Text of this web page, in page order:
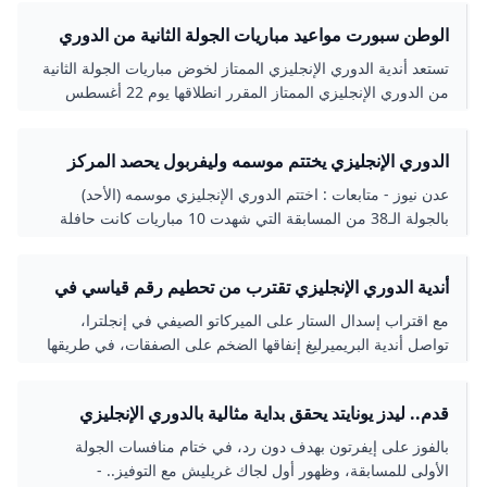
دوري أبطال أوروبا الموسم المقبل. وفيما...ليفربول لإنفاق 405.16 مليون دولار من أجل تعزيز تشكيلة المدرب
الهولندي أرنه سلوت من خلال التعاقد مع الألماني فلوريان فيرتس،
الفرنسي هوغو إيكيتيكيه، الهولندي جيريمي فريمبونغ، المجري
ميلوش كيركيز والإيطالي جوفاني ليوني.
الوطن سبورت مواعيد مباريات الجولة الثانية من الدوري
الإنجليزي.. موقف صلاح ومرموش
تستعد أندية الدوري الإنجليزي الممتاز لخوض مباريات الجولة الثانية
من الدوري الإنجليزي الممتاز المقرر انطلاقها يوم 22 أغسطس
الدوري الإنجليزي يختتم موسمه وليفربول يحصد المركز
الثالث في جدول الترتيب - عدن نيوز
عدن نيوز - متابعات : اختتم الدوري الإنجليزي موسمه (الأحد)
بالجولة الـ38 من المسابقة التي شهدت 10 مباريات كانت حافلة
سيتي 1-2 في الجولة 36 من المسابقة، فإن الصراع على مقاعد
البطولات الأوروبية الثلاث، وكذلك النجاة من الهبوط أشعل نيران
المنافسة بين كل الفرق حتى الجولة الأخيرة. وحسم ليفربول
المركز الثالث في جدول ترتيب الدوري الإنجليزي عقب فوزه على
ساديو ماني، ليتأهل “الريدز” رسميا إلى النسخة المقبلة من دوري
إلى 69 نقطة، بفارق نقطتين أمام تشيلسي الذي ضمن المركز
الرابع، آخر المراكز المؤهلة لدوري أبطال أوروبا، رغم خسارته من
أندية الدوري الإنجليزي تقترب من تحطيم رقم قياسي في
الميركاتو الصيفي - هبة سبورهبة سبور
مع اقتراب إسدال الستار على الميركاتو الصيفي في إنجلترا،
تواصل أندية البريميرليغ إنفاقها الضخم على الصفقات، في طريقها
قدم.. ليدز يونايتد يحقق بداية مثالية بالدوري الإنجليزي
الممتاز
بالفوز على إيفرتون بهدف دون رد، في ختام منافسات الجولة
الأولى للمسابقة، وظهور أول لجاك غريليش مع التوفيز.. -